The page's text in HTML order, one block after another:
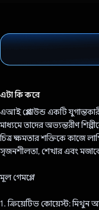
এটা কি করে
এআই প্লেগ্রাউন্ড একটি
মাধ্যমে তাদের অভ্যন্তরীণ
চিত্র ক্ষমতার শক্তিকে কাজে
সৃজনশীলতা, শেখার এবং
মূল গেমপ্লে:
1. ক্রিয়েটিভ কোয়েস্ট: মিথুন